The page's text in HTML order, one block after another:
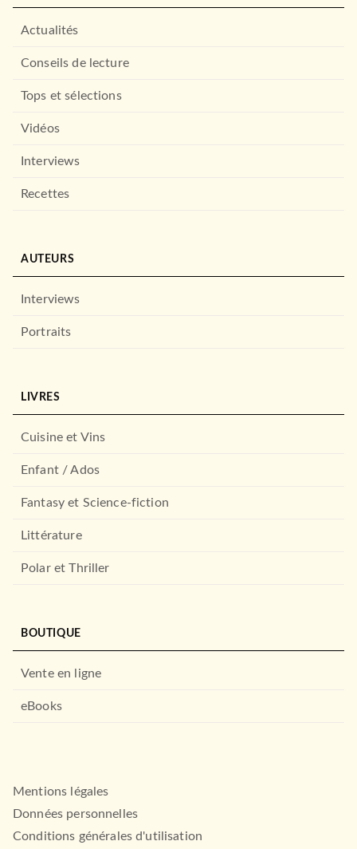
10 euros max pour 4
10/09/2026
LE LOTUS ET L'ÉLÉPHANT
Emilie Devienne
MARABOUT
Actualités
Conseils de lecture
Tops et sélections
Vidéos
Interviews
Recettes
AUTEURS
Interviews
Portraits
LIVRES
Cuisine et Vins
Enfant / Ados
Fantasy et Science-fiction
Littérature
Polar et Thriller
BOUTIQUE
Vente en ligne
eBooks
Mentions légales
Données personnelles
Conditions générales d'utilisation